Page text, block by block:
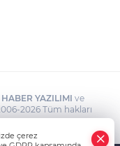
HABER YAZILIMI ve
2026 Tüm hakları
çerez